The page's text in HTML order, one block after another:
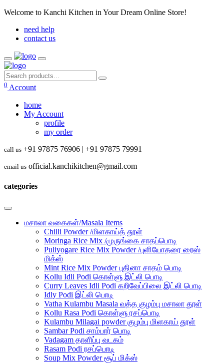
Welcome to Kanchi Kitchen in Your Dream Online Store!
need help
contact us
0 Account
home
My Account
profile
my order
call us +91 97875 76906 | +91 97875 79991
email us official.kanchikitchen@gmail.com
categories
மசாலா வகைகள்/Masala Items
Chilli Powder /மிளகாய்த் தூள்
Moringa Rice Mix /முருங்கை சாதப்பொடி
Puliyogare Rice Mix Powder /புளியோதரை ரைஸ்
மிக்ஸ்
Mint Rice Mix Powder புதினா சாதம் பொடி
Kollu Idli Podi கொள்ளு இட்லி பொடி
Curry Leaves Idli Podi கறிவேப்பிலை இட்லி பொடி
Idly Podi இட்லி பொடி
Vatha Kulambu Masala வத்த குழம்பு மசாலா தூள்
Kollu Rasa Podi கொள்ளு ரசப்பொடி
Kulambu Milagai powder குழம்பு மிளகாய் தூள்
Sambar Podi சாம்பார் பொடி
Vadagam தாளிப்பு வடகம்
Rasam Podi ரசப்பொடி
Soup Mix Powder சூப் மிக்ஸ்